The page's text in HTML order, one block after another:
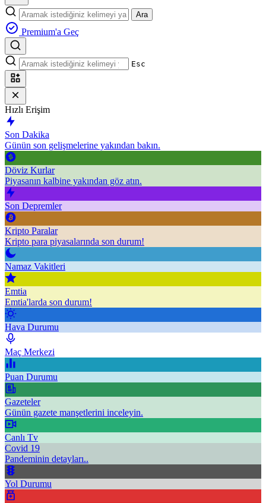
Ara
Premium'a Geç
Esc
Hızlı Erişim
Son Dakika
Günün son gelişmelerine yakından bakın.
Döviz Kurlar
Piyasanın kalbine yakından göz atın.
Son Depremler
Kripto Paralar
Kripto para piyasalarında son durum!
Namaz Vakitleri
Emtia
Emtia'larda son durum!
Hava Durumu
Maç Merkezi
Puan Durumu
Gazeteler
Günün gazete manşetlerini inceleyin.
Canlı Tv
Covid 19
Pandeminin detayları..
Yol Durumu